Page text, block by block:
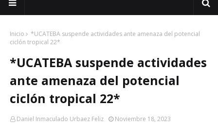
Inicio
*UCATEBA suspende actividades ante amenaza del potencial
ciclón tropical 22*
*UCATEBA suspende actividades
ante amenaza del potencial
ciclón tropical 22*
Daniel Inmaculado Urbaez Feliz Noviembre 18, 2023